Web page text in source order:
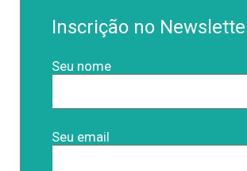
Inscrição no
Seu nome
Seu email